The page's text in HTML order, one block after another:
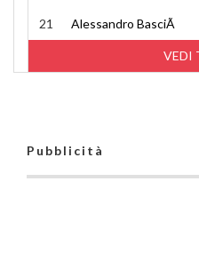
VEDI
21 Alessandro BasciÃ
Pubblicità